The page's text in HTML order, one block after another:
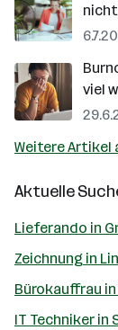
viel
Weitere Artikel
Aktuelle
Lieferando in
Zeichnung in
Bürokauffrau in
IT Techniker in